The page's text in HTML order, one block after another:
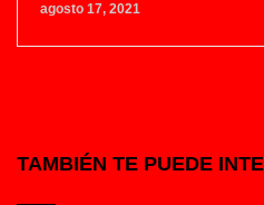
agosto 17, 2021
TAMBIÉN TE PUEDE